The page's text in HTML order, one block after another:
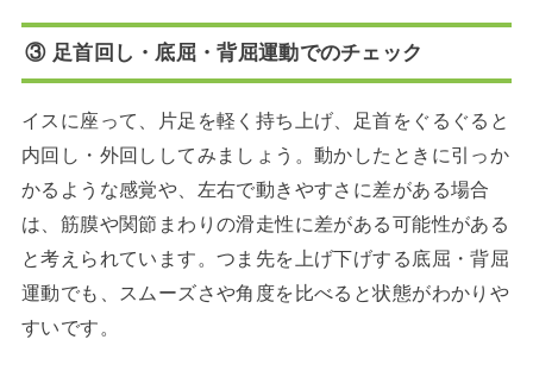
③ 足首回し・底屈・背屈運動でのチェック
イスに座って、片足を軽く持ち上げ、足首をぐるぐると
内回し・外回ししてみましょう。動かしたときに引っか
かるような感覚や、左右で動きやすさに差がある場合
は、筋膜や関節まわりの滑走性に差がある可能性がある
と考えられています。つま先を上げ下げする底屈・背屈
運動でも、スムーズさや角度を比べると状態がわかりや
すいです。